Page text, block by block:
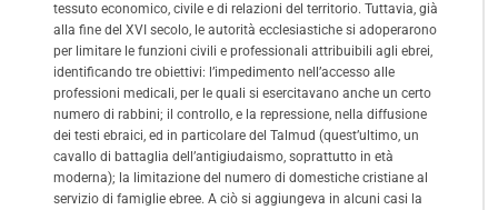
tessuto economico, civile e di relazioni del territorio. Tuttavia, già
alla fine del XVI secolo, le autorità ecclesiastiche si adoperarono
per limitare le funzioni civili e professionali attribuibili agli ebrei,
identificando tre obiettivi: l’impedimento nell’accesso alle
professioni medicali, per le quali si esercitavano anche un certo
numero di rabbini; il controllo, e la repressione, nella diffusione
dei testi ebraici, ed in particolare del Talmud (quest’ultimo, un
cavallo di battaglia dell’antigiudaismo, soprattutto in età
moderna); la limitazione del numero di domestiche cristiane al
servizio di famiglie ebree. A ciò si aggiungeva in alcuni casi la